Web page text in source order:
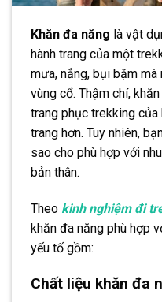
Khăn đa năng là vật
hành trang của một
mưa, nắng, bụi bặm
vùng cổ. Thậm chí,
trang phục trekking
trang hơn. Tuy nhiên,
sao cho phù hợp với
bản thân.
Theo kinh nghiệm đi
khăn đa năng phù hợp
yếu tố gồm:
Chất liệu khăn đa